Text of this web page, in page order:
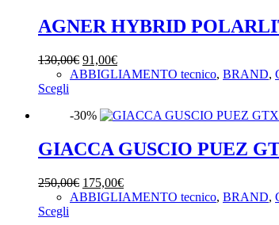
AGNER HYBRID
130,00€ Il
prezzo
130,00€.
91,00€Il
prezzo
91,00€.
ABBIGLIAMENTO tecnico, BRAND,
Scegli
ha
varianti.
Le
possono
essere
scelte
-30%
GIACCA GUSCIO PUEZ
250,00€ Il
prezzo
175,00€Il
prezzo
ABBIGLIAMENTO tecnico, BRAND,
Scegli